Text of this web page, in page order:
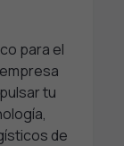
para el
tu
de